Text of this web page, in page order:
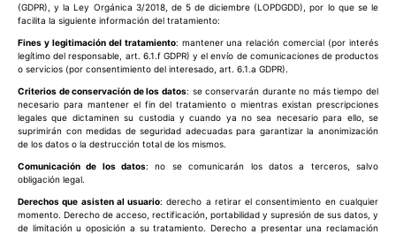
(GDPR), y la Ley Orgánica 3/2018, de 5 de diciembre (LOPDGDD), por lo que se le
facilita la siguiente información del tratamiento:
Fines y legitimación del tratamiento: mantener una relación comercial (por interés
legítimo del responsable, art. 6.1.f GDPR) y el envío de comunicaciones de productos
o servicios (por consentimiento del interesado, art. 6.1.a GDPR).
Criterios de conservación de los datos: se conservarán durante no más tiempo del
necesario para mantener el fin del tratamiento o mientras existan prescripciones
legales que dictaminen su custodia y cuando ya no sea necesario para ello, se
suprimirán con medidas de seguridad adecuadas para garantizar la anonimización
de los datos o la destrucción total de los mismos.
Comunicación de los datos: no se comunicarán los datos a terceros, salvo
obligación legal.
Derechos que asisten al usuario: derecho a retirar el consentimiento en cualquier
momento. Derecho de acceso, rectificación, portabilidad y supresión de sus datos, y
de limitación u oposición a su tratamiento. Derecho a presentar una reclamación